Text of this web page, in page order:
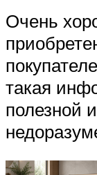
Очень
такая
полезной